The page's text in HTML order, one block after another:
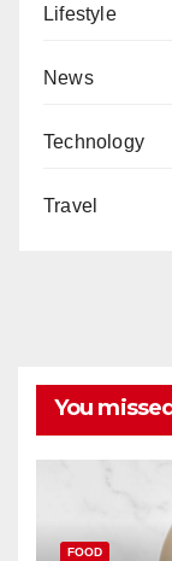
Lifestyle
News
Technology
Travel
You missed
FOOD